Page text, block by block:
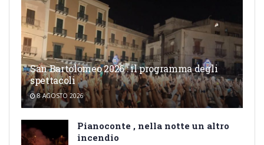
San Bartolomeo 2026 : il programma degli
spettacoli
8 AGOSTO 2026
Pianoconte , nella notte un altro
incendio